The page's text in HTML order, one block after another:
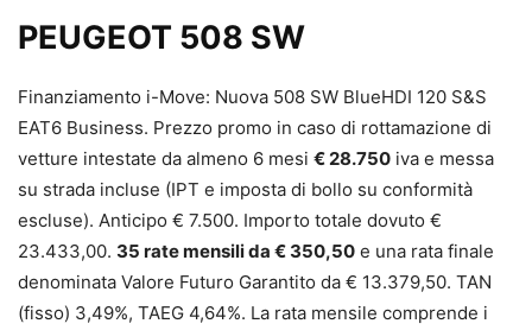
PEUGEOT 508 SW
Finanziamento i-Move: Nuova 508 SW BlueHDI 120 S&S
EAT6 Business. Prezzo promo in caso di rottamazione di
vetture intestate da almeno 6 mesi € 28.750 iva e messa
su strada incluse (IPT e imposta di bollo su conformità
escluse). Anticipo € 7.500. Importo totale dovuto €
23.433,00. 35 rate mensili da € 350,50 e una rata finale
denominata Valore Futuro Garantito da € 13.379,50. TAN
(fisso) 3,49%, TAEG 4,64%. La rata mensile comprende i